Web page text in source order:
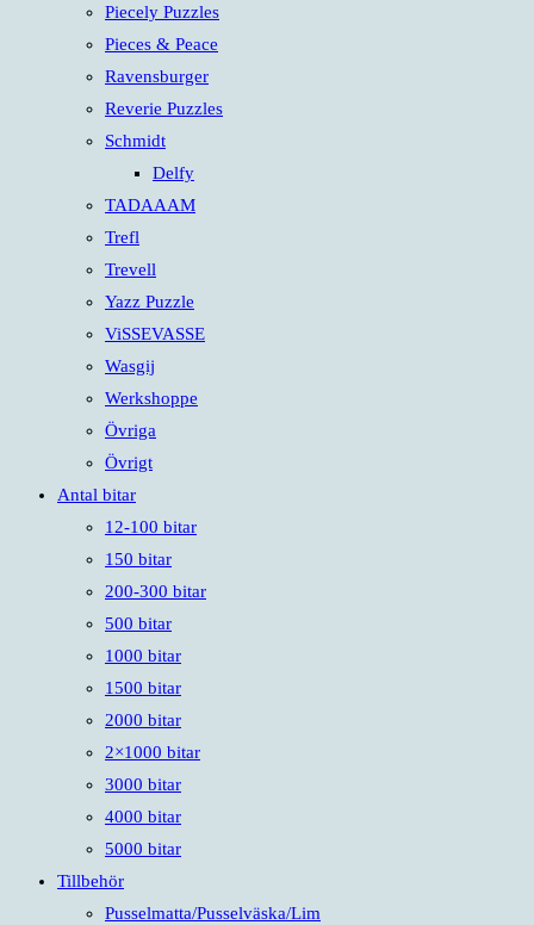
Piecely Puzzles
Pieces & Peace
Ravensburger
Reverie Puzzles
Schmidt
Delfy
TADAAAM
Trefl
Trevell
Yazz Puzzle
ViSSEVASSE
Wasgij
Werkshoppe
Övriga
Övrigt
Antal bitar
12-100 bitar
150 bitar
200-300 bitar
500 bitar
1000 bitar
1500 bitar
2000 bitar
2×1000 bitar
3000 bitar
4000 bitar
5000 bitar
Tillbehör
Pusselmatta/Pusselväska/Lim